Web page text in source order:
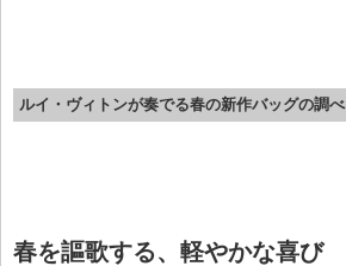
ルイ・ヴィトンが奏でる春の新作バッグの調べ
春を謳歌する、軽やかな喜び